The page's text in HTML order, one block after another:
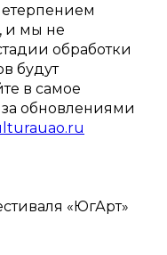
и мы не
обработки
будут
в самое
обновлениями
«ЮгАрт»